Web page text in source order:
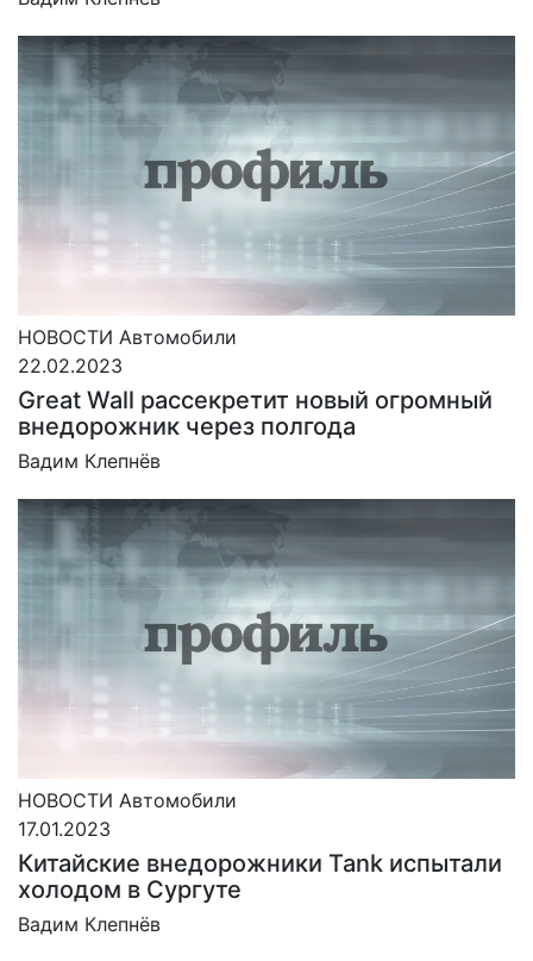
НОВОСТИ Автомобили
22.02.2023
Great Wall рассекретит новый огромный
внедорожник через полгода
Вадим Клепнёв
НОВОСТИ Автомобили
17.01.2023
Китайские внедорожники Tank испытали
холодом в Сургуте
Вадим Клепнёв